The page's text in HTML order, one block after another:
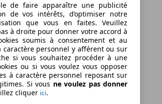
de faire apparaître une publicité
de vos intérêts, d’optimiser notre
que vous en faites. Veuillez
à droite pour donner votre accord à
soumis à consentement et au
personnel y afférent ou sur
si vous souhaitez procéder à une
ou si vous voulez vous opposer
à caractère personnel reposant sur
Si vous ne voulez pas donner
cliquer ici.